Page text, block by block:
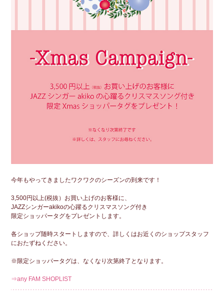
今年もやってきましたワクワクのシーズンの到来です！
3,500円以上(税抜）お買い上げのお客様に、
JAZZシンガーakikoの心躍るクリスマスソング付き
限定ショッパータグをプレゼントします。
各ショップ随時スタートしますので、詳しくはお近くのショップスタッフ
におたずねください。
※限定ショッパータグは、なくなり次第終了となります。
⇒any FAM SHOPLIST